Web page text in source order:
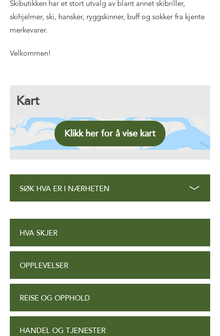
Skibutikken har et stort utvalg av blant annet skibriller,
skihjelmer, ski, hansker, ryggskinner, buff og sokker fra kjente
merkevarer.
Velkommen!
Kart
Klikk her for å vise kart
SØK HVA ER I NÆRHETEN
HVA SKJER
OPPLEVELSER
REISE OG OPPHOLD
HANDEL OG TJENESTER